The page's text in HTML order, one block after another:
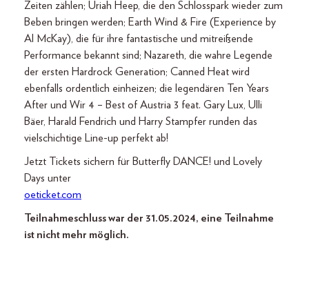
Zeiten zählen; Uriah Heep, die den Schlosspark wieder zum
Beben bringen werden; Earth Wind & Fire (Experience by
Al McKay), die für ihre fantastische und mitreißende
Performance bekannt sind; Nazareth, die wahre Legende
der ersten Hardrock Generation; Canned Heat wird
ebenfalls ordentlich einheizen; die legendären Ten Years
After und Wir 4 – Best of Austria 3 feat. Gary Lux, Ulli
Bäer, Harald Fendrich und Harry Stampfer runden das
vielschichtige Line-up perfekt ab!
Jetzt Tickets sichern für Butterfly DANCE! und Lovely
Days unter
oeticket.com
Teilnahmeschluss war der 31.05.2024, eine Teilnahme
ist nicht mehr möglich.